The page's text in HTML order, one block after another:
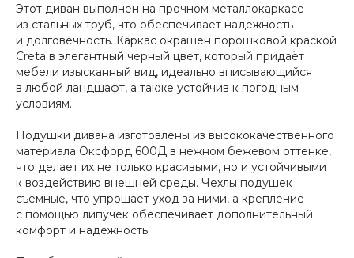
Этот диван выполнен на прочном металлокаркасе
из стальных труб, что обеспечивает надежность
и долговечность. Каркас окрашен порошковой краской
Creta в элегантный черный цвет, который придаёт
мебели изысканный вид, идеально вписывающийся
в любой ландшафт, а также устойчив к погодным
условиям.
Подушки дивана изготовлены из высококачественного
материала Оксфорд 600Д в нежном бежевом оттенке,
что делает их не только красивыми, но и устойчивыми
к воздействию внешней среды. Чехлы подушек
съемные, что упрощает уход за ними, а крепление
с помощью липучек обеспечивает дополнительный
комфорт и надежность.